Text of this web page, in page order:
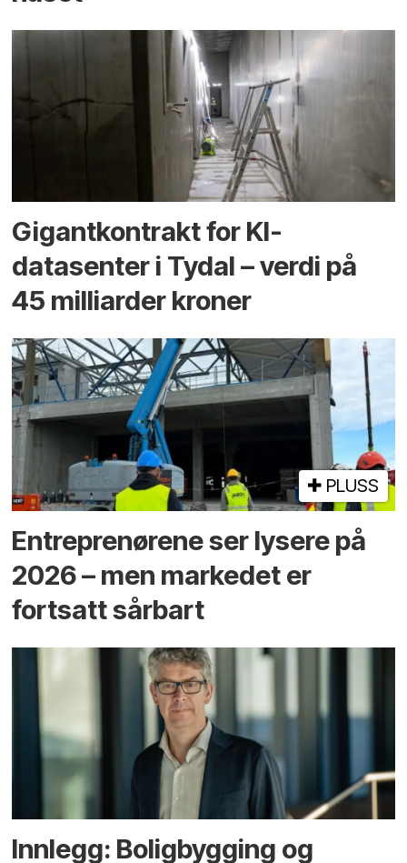
Gigantkontrakt for KI-
datasenter i Tydal – verdi på
45 milliarder kroner
PLUSS
Entreprenørene ser lysere på
2026 – men markedet er
fortsatt sårbart
Innlegg: Boligbygging og